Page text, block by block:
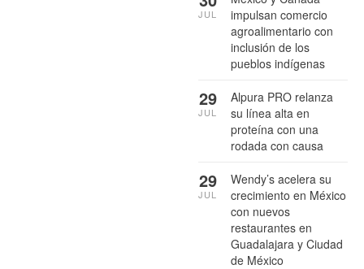
impulsan comercio
agroalimentario con
inclusión de los
pueblos indígenas
JUL
Alpura PRO relanza
su línea alta en
proteína con una
rodada con causa
29
JUL
Wendy’s acelera su
crecimiento en México
con nuevos
restaurantes en
Guadalajara y Ciudad
de México
29
JUL